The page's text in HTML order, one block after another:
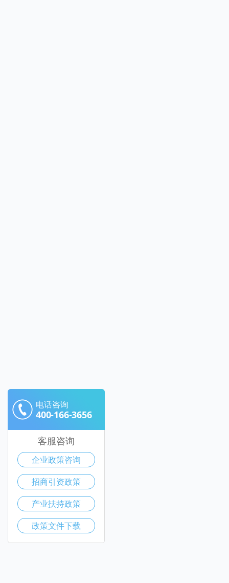
电话咨询
400-166-3656
客服咨询
企业政策咨询
招商引资政策
产业扶持政策
政策文件下载